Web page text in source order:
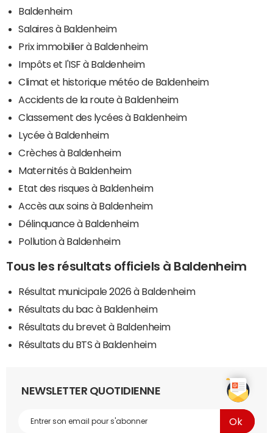
Baldenheim
Salaires à Baldenheim
Prix immobilier à Baldenheim
Impôts et l'ISF à Baldenheim
Climat et historique météo de Baldenheim
Accidents de la route à Baldenheim
Classement des lycées à Baldenheim
Lycée à Baldenheim
Crèches à Baldenheim
Maternités à Baldenheim
Etat des risques à Baldenheim
Accès aux soins à Baldenheim
Délinquance à Baldenheim
Pollution à Baldenheim
Tous les résultats officiels à Baldenheim
Résultat municipale 2026 à Baldenheim
Résultats du bac à Baldenheim
Résultats du brevet à Baldenheim
Résultats du BTS à Baldenheim
NEWSLETTER QUOTIDIENNE